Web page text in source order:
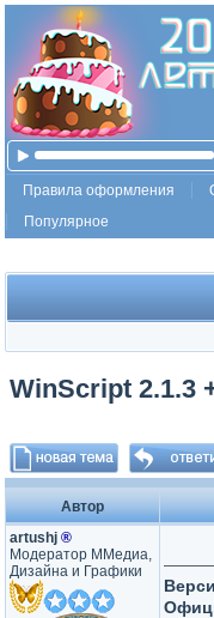
Правила оформления
Популярное
WinScript 2.1.3
Автор
artushj ®
Модератор ММедиа,
Дизайна и Графики